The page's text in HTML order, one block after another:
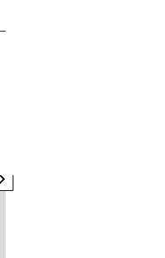
next element